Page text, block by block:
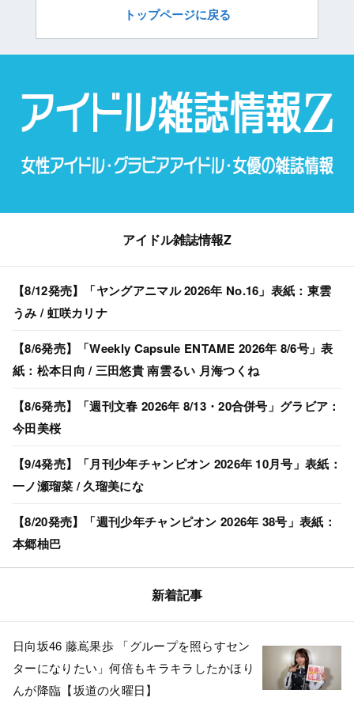
トップページに戻る
アイドル雑誌情報Z
【8/12発売】「ヤングアニマル 2026年 No.16」表紙：東雲
うみ / 虹咲カリナ
【8/6発売】「Weekly Capsule ENTAME 2026年 8/6号」表
紙：松本日向 / 三田悠貴 南雲るい 月海つくね
【8/6発売】「週刊文春 2026年 8/13・20合併号」グラビア：
今田美桜
【9/4発売】「月刊少年チャンピオン 2026年 10月号」表紙：
一ノ瀬瑠菜 / 久瑠美にな
【8/20発売】「週刊少年チャンピオン 2026年 38号」表紙：
本郷柚巴
新着記事
日向坂46 藤嶌果歩 「グループを照らすセン
ターになりたい」何倍もキラキラしたかほり
んが降臨【坂道の火曜日】